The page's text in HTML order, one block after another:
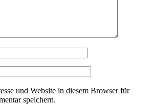
und Website in diesem Browser für
speichern.